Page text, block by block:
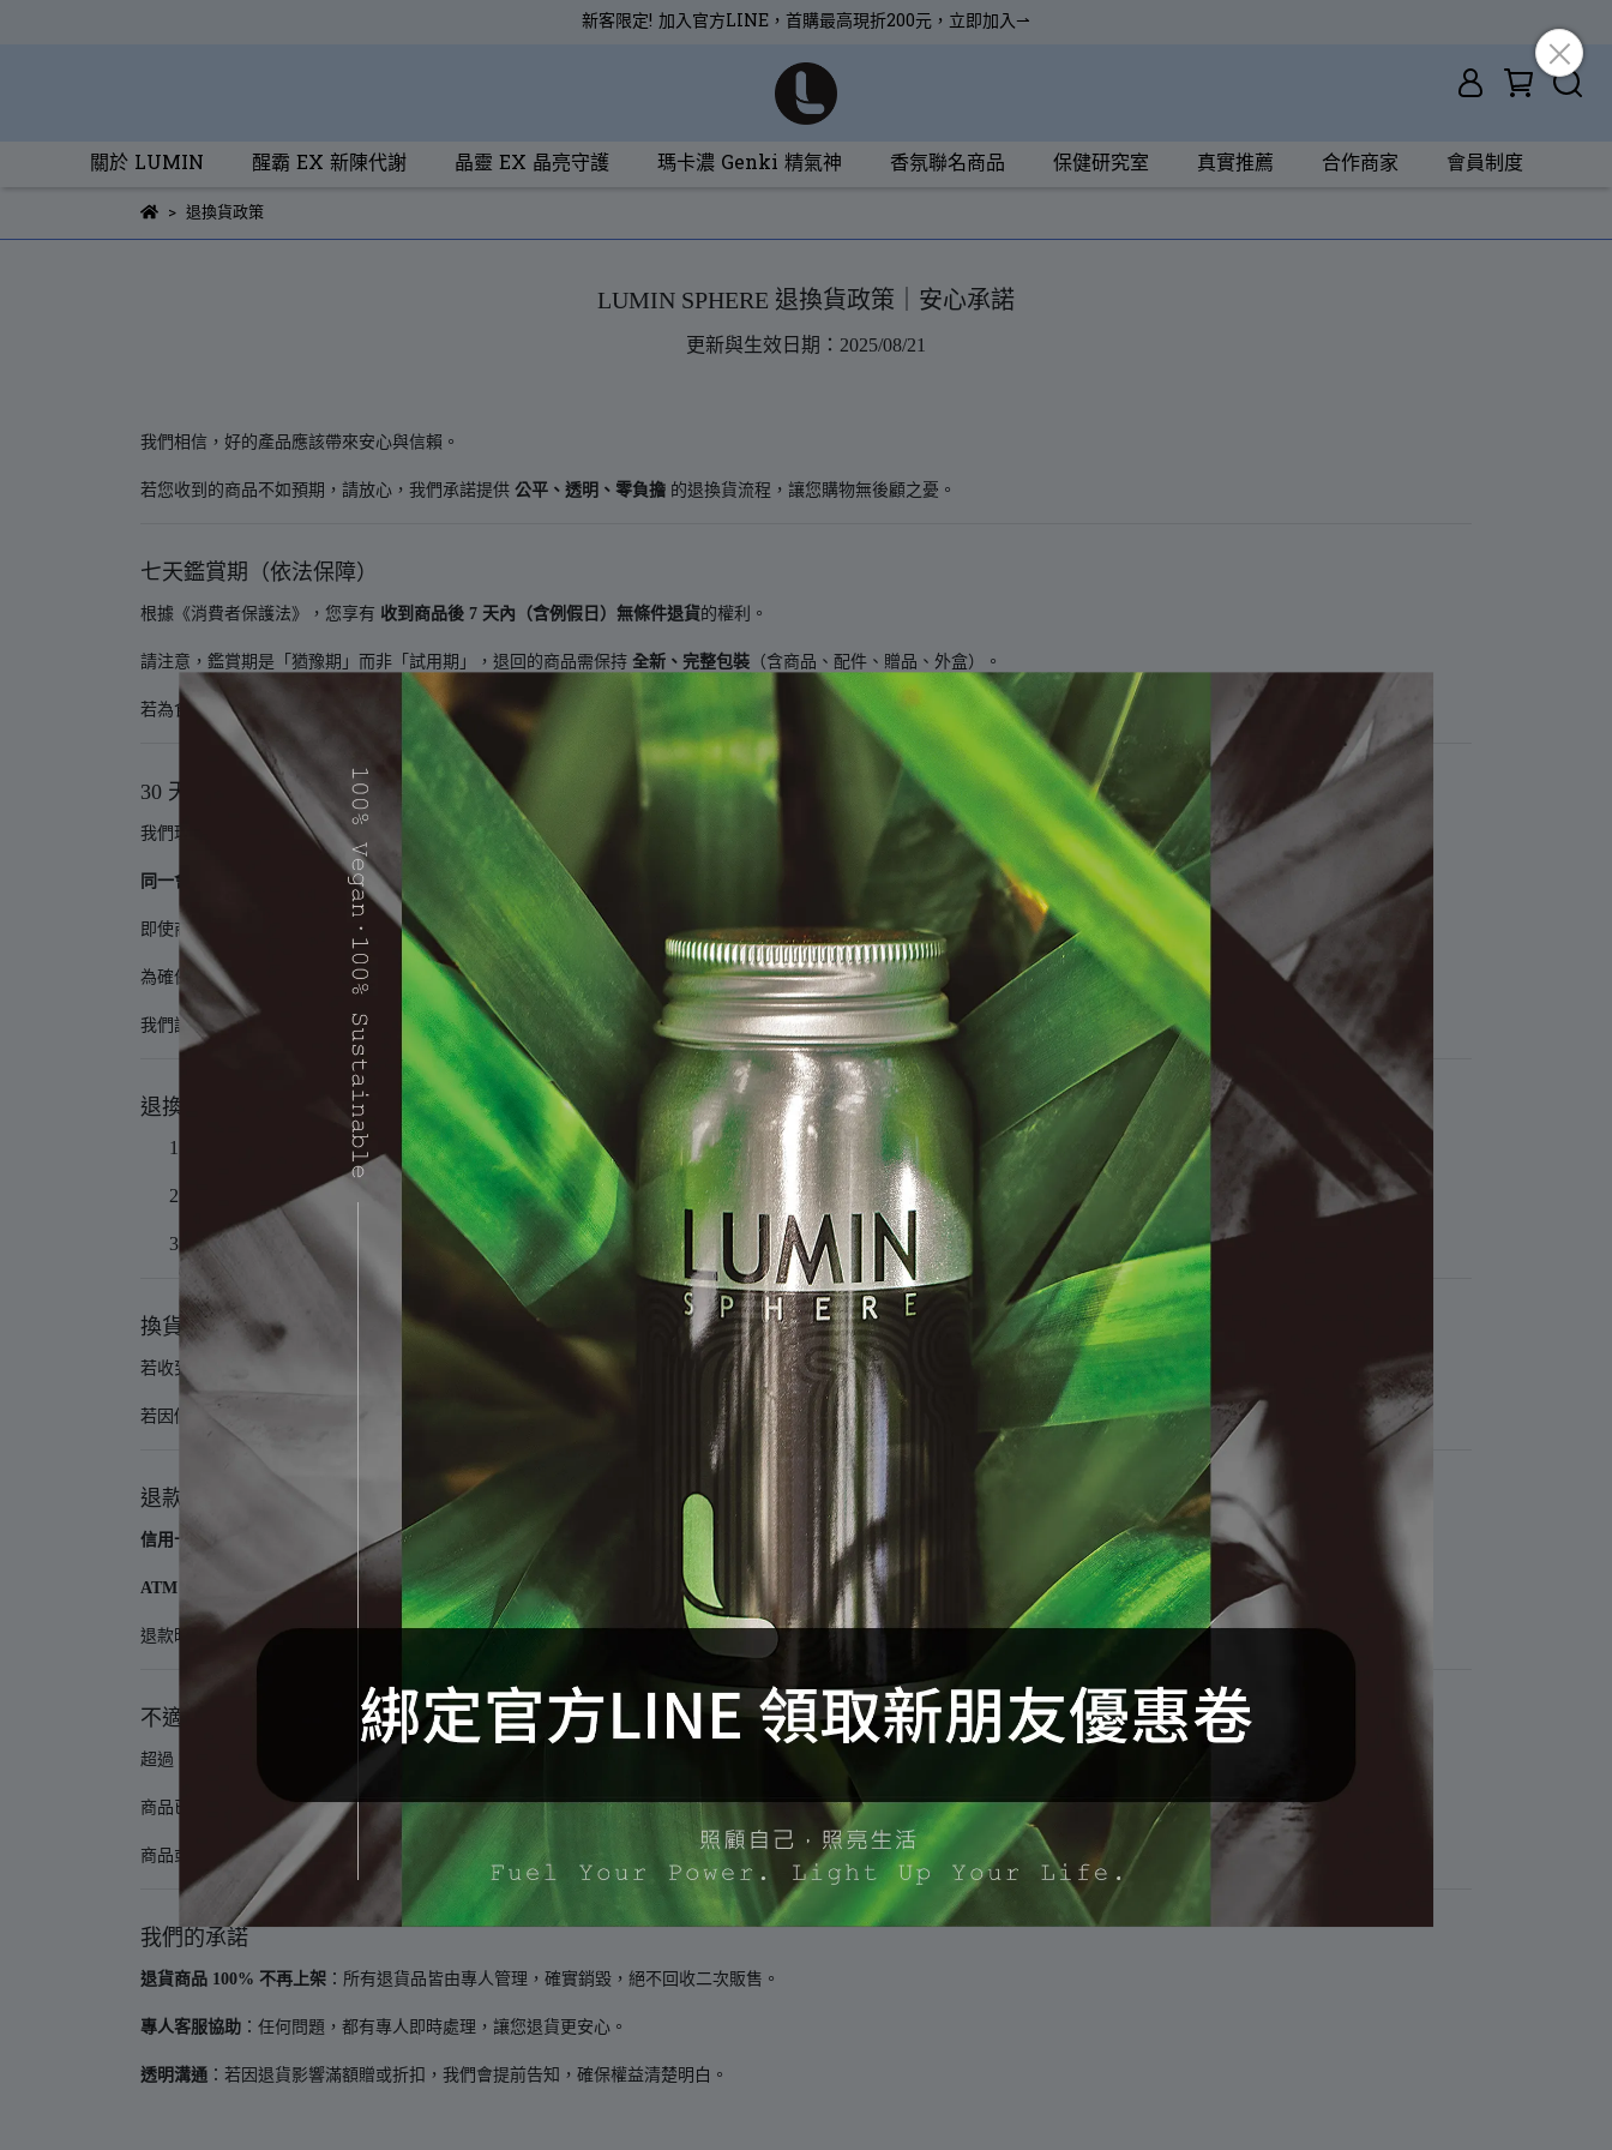
新客限定! 加入官方LINE，首購最高現折200元，立即加入⇀
關於 LUMIN 醒霸 EX 新陳代謝 晶靈 EX 晶亮守護 瑪卡濃 Genki 精氣神 香氛聯名商品 保健研究室 真實推薦 合作商家 會員制度
退換貨政策
LUMIN SPHERE 退換貨政策｜安心承諾
更新與生效日期：2025/08/21
我們相信，好的產品應該帶來安心與信賴。
若您收到的商品不如預期，請放心，我們承諾提供 公平、透明、零負擔 的退換貨流程，讓您購物無後顧之憂。
七天鑑賞期（依法保障）
根據《消費者保護法》，您享有 收到商品後 7 天內（含例假日）無條件退貨的權利。
請注意，鑑賞期是「猶豫期」而非「試用期」，退回的商品需保持 全新、完整包裝 （含商品、配件、贈品、外盒）。
若為食品或香氛類商品， 一經開封恕無法退貨 （除非商品本身有瑕疵）。
30 天滿意保證（品牌加碼）
我們理解每位顧客的體驗不同，因此提供 一次性延伸保障
同一會員、同一商品 ，可享有一次 30 天滿意保證退貨服務。
即使商品已開封，也能退貨，不需提出理由。
為確保機制公平，僅限首次申請該商品者使用。
我們誠摯邀請您分享退貨原因，這將幫助我們持續改善。
退換貨流程
請透過 LINE 官方帳號或客服信箱提出申請，並提供 訂單編號與問題描述。
我們將協助安排物流收件，您只需將商品本體、包裝、贈品 放回箱中。
收到退貨後，將立即啟動退款流程。
換貨服務
若收到錯誤商品或瑕疵品，我們將
若因個人選購錯誤（如口味、品項），請先與客服聯繫，我們將協助處理，差額部分依實際情況退款或補款。
退款方式
信用卡 / LINE PAY / APPLE PAY：將直接退刷至原支付帳戶。
ATM 轉帳 / 貨到付款：請提供銀行帳號資訊，我們將匯款至您的指定帳戶。
退款時間約 7–14 個工作天
不適用退換貨情形
超過 7 天鑑賞期（特殊 30 天滿意保證另計）。
商品已使用或拆封（食品、香氛類商品），除非商品有瑕疵。
商品或包裝不完整、贈品缺件，或有人為損壞。
我們的承諾
退貨商品 100% 不再上架 ：所有退貨品皆由專人管理，確實銷毀，絕不回收二次販售。
專人客服協助 ：任何問題，都有專人即時處理，讓您退貨更安心。
透明溝通 ：若因退貨影響滿額贈或折扣，我們會提前告知，確保權益清楚明白。